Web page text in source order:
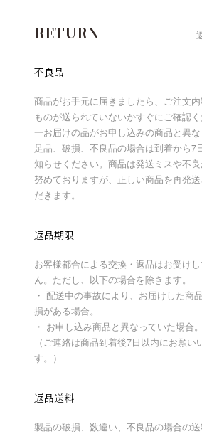
RETURN
不良品
商品がお手元に届きましたら、ご注文
ものが送られていないかすぐにご確認
一お届けの品がお申し込みの商品と異
足品、破損、不良品の場合は到着から7
知らせください。商品は発送ミスや不良
努めておりますが、正しい商品を再発
だきます。
返品期限
お客様都合による交換・返品はお受け
ん。ただし、以下の場合を除きます。
・ 配送中の事故により、お届けした商
損がある場合。
・ お申し込み商品と異なっていた場合。
（ご連絡は商品到着後7日以内にお願い
す。）
返品送料
製品の破損、数違い、不良品の場合の